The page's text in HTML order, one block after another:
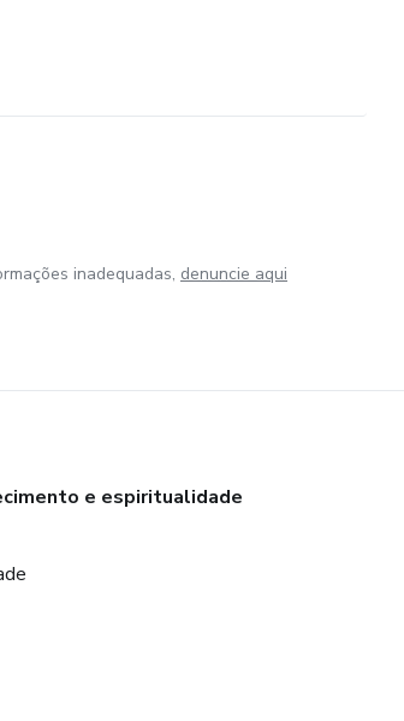
inadequadas, denuncie aqui
e espiritualidade